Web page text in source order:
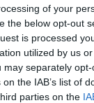
of your
the below opt-out
is processed
utilized by us
may separately
the IAB’s list of
parties on the